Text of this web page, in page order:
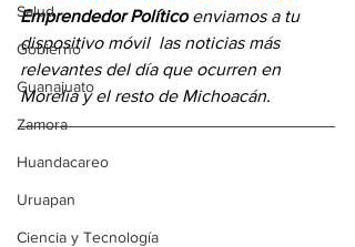
Salud
Gobierno
Guanajuato
Zamora
Huandacareo
Uruapan
Ciencia y Tecnología
Emprendedor Político enviamos a tu
dispositivo móvil las noticias más
relevantes del día que ocurren en
Morelia y el resto de Michoacán.